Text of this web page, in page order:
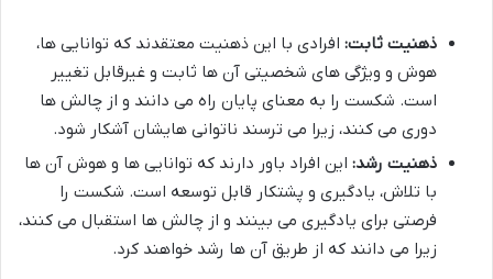
ذهنیت ثابت: افرادی با این ذهنیت معتقدند که توانایی ها،
هوش و ویژگی های شخصیتی آن ها ثابت و غیرقابل تغییر
است. شکست را به معنای پایان راه می دانند و از چالش ها
دوری می کنند، زیرا می ترسند ناتوانی هایشان آشکار شود.
ذهنیت رشد: این افراد باور دارند که توانایی ها و هوش آن ها
با تلاش، یادگیری و پشتکار قابل توسعه است. شکست را
فرصتی برای یادگیری می بینند و از چالش ها استقبال می کنند،
زیرا می دانند که از طریق آن ها رشد خواهند کرد.